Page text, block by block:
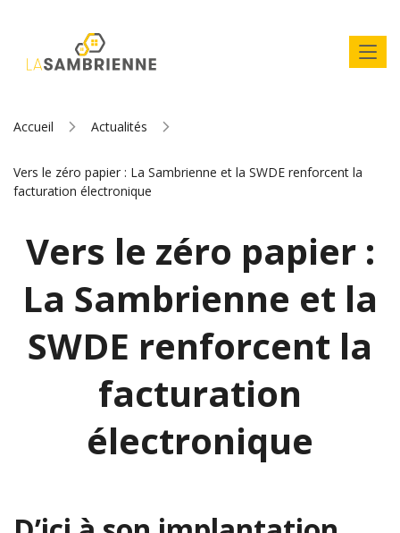
Accueil Actualités
Vers le zéro papier : La Sambrienne et la SWDE renforcent la
facturation électronique
Vers le zéro papier :
La Sambrienne et la
SWDE renforcent la
facturation
électronique